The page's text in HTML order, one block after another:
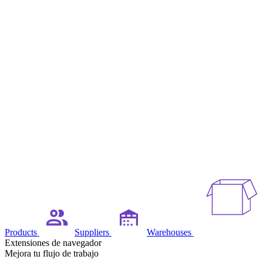
Products Suppliers Warehouses
Extensiones de navegador
Mejora tu flujo de trabajo